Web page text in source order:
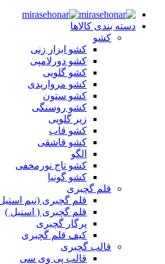
دسته بندی کالاها
کشو
کشو ابزار زنی
کشو دورلامپی
کشو گلویی
کشو مرواریدی
کشو ستون
کشو روسنگی
زیر گلویی
کشو قاب
کشو قاشقی
الگو
کشو تاج نورمخفی
کشو گونیا
قلم گچبری
قلم گچبری (نیم
قلم گچبری ( استیل )
پرگار گچبری
کیف قلم گچبری
قالب گچبری
قالب پی وی سی